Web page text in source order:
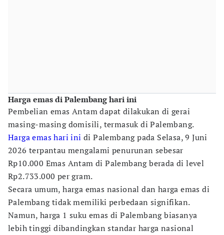
Harga emas di Palembang hari ini
Pembelian emas Antam dapat dilakukan di gerai
masing-masing domisili, termasuk di Palembang.
Harga emas hari ini di Palembang pada Selasa, 9 Juni
2026 terpantau mengalami penurunan sebesar
Rp10.000 Emas Antam di Palembang berada di level
Rp2.733.000 per gram.
Secara umum, harga emas nasional dan harga emas di
Palembang tidak memiliki perbedaan signifikan.
Namun, harga 1 suku emas di Palembang biasanya
lebih tinggi dibandingkan standar harga nasional